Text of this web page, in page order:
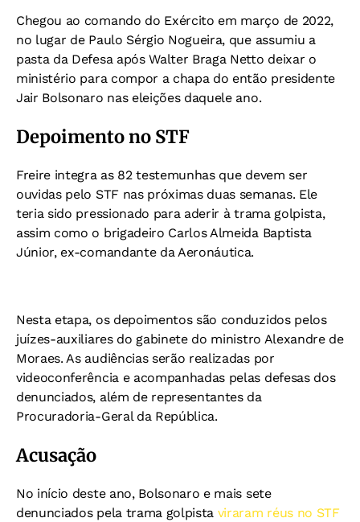
Chegou ao comando do Exército em março de 2022,
no lugar de Paulo Sérgio Nogueira, que assumiu a
pasta da Defesa após Walter Braga Netto deixar o
ministério para compor a chapa do então presidente
Jair Bolsonaro nas eleições daquele ano.
Depoimento no STF
Freire integra as 82 testemunhas que devem ser
ouvidas pelo STF nas próximas duas semanas. Ele
teria sido pressionado para aderir à trama golpista,
assim como o brigadeiro Carlos Almeida Baptista
Júnior, ex-comandante da Aeronáutica.
Nesta etapa, os depoimentos são conduzidos pelos
juízes-auxiliares do gabinete do ministro Alexandre de
Moraes. As audiências serão realizadas por
videoconferência e acompanhadas pelas defesas dos
denunciados, além de representantes da
Procuradoria-Geral da República.
Acusação
No início deste ano, Bolsonaro e mais sete
denunciados pela trama golpista viraram réus no STF